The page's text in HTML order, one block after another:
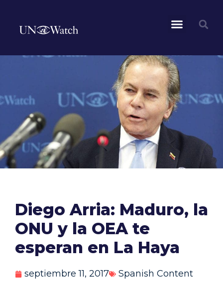
Diego Arria: Maduro, la
ONU y la OEA te
esperan en La Haya
septiembre 11, 2017 Spanish Content